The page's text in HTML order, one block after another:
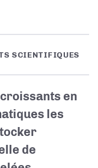
SCIENTIFIQUES
en
les
de